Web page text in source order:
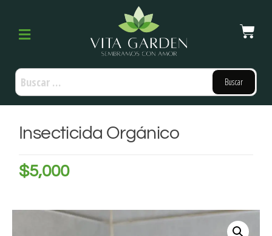
Insecticida Orgánico
$5,000